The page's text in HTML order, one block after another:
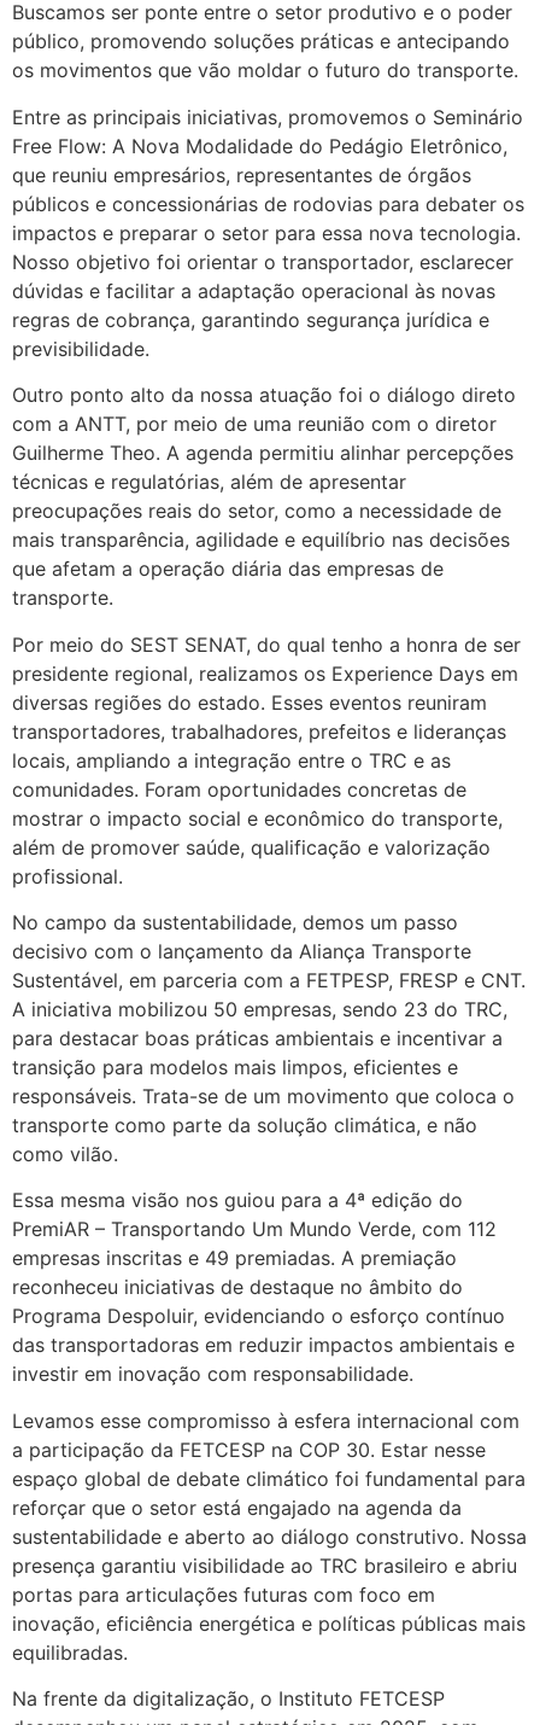
Buscamos ser ponte entre o setor produtivo e o poder
público, promovendo soluções práticas e antecipando
os movimentos que vão moldar o futuro do transporte.
Entre as principais iniciativas, promovemos o Seminário
Free Flow: A Nova Modalidade do Pedágio Eletrônico,
que reuniu empresários, representantes de órgãos
públicos e concessionárias de rodovias para debater os
impactos e preparar o setor para essa nova tecnologia.
Nosso objetivo foi orientar o transportador, esclarecer
dúvidas e facilitar a adaptação operacional às novas
regras de cobrança, garantindo segurança jurídica e
previsibilidade.
Outro ponto alto da nossa atuação foi o diálogo direto
com a ANTT, por meio de uma reunião com o diretor
Guilherme Theo. A agenda permitiu alinhar percepções
técnicas e regulatórias, além de apresentar
preocupações reais do setor, como a necessidade de
mais transparência, agilidade e equilíbrio nas decisões
que afetam a operação diária das empresas de
transporte.
Por meio do SEST SENAT, do qual tenho a honra de ser
presidente regional, realizamos os Experience Days em
diversas regiões do estado. Esses eventos reuniram
transportadores, trabalhadores, prefeitos e lideranças
locais, ampliando a integração entre o TRC e as
comunidades. Foram oportunidades concretas de
mostrar o impacto social e econômico do transporte,
além de promover saúde, qualificação e valorização
profissional.
No campo da sustentabilidade, demos um passo
decisivo com o lançamento da Aliança Transporte
Sustentável, em parceria com a FETPESP, FRESP e CNT.
A iniciativa mobilizou 50 empresas, sendo 23 do TRC,
para destacar boas práticas ambientais e incentivar a
transição para modelos mais limpos, eficientes e
responsáveis. Trata-se de um movimento que coloca o
transporte como parte da solução climática, e não
como vilão.
Essa mesma visão nos guiou para a 4ª edição do
PremiAR – Transportando Um Mundo Verde, com 112
empresas inscritas e 49 premiadas. A premiação
reconheceu iniciativas de destaque no âmbito do
Programa Despoluir, evidenciando o esforço contínuo
das transportadoras em reduzir impactos ambientais e
investir em inovação com responsabilidade.
Levamos esse compromisso à esfera internacional com
a participação da FETCESP na COP 30. Estar nesse
espaço global de debate climático foi fundamental para
reforçar que o setor está engajado na agenda da
sustentabilidade e aberto ao diálogo construtivo. Nossa
presença garantiu visibilidade ao TRC brasileiro e abriu
portas para articulações futuras com foco em
inovação, eficiência energética e políticas públicas mais
equilibradas.
Na frente da digitalização, o Instituto FETCESP